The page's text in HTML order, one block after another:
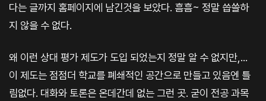
다는 글까지 홈페이지에 남긴것을 보았다. 흠흠~ 정말 씁쓸하
지 않을 수 없다.
왜 이런 상대 평가 제도가 도입 되었는지 정말 알 수 없지만,...
이 제도는 점점더 학교를 폐쇄적인 공간으로 만들고 있음엔 틀
림없다. 대화와 토론은 온데간데 없는 그런 곳. 굳이 전공 과목